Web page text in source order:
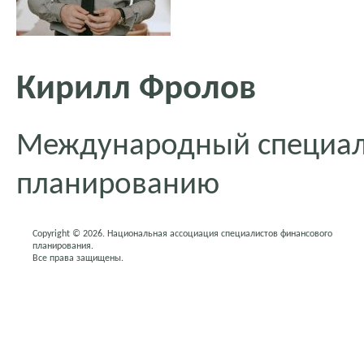
Кирилл Фролов
Международный
планированию
Copyright © 2026. Национальная ассоциация специалистов финансового
планирования.
Все права защищены.